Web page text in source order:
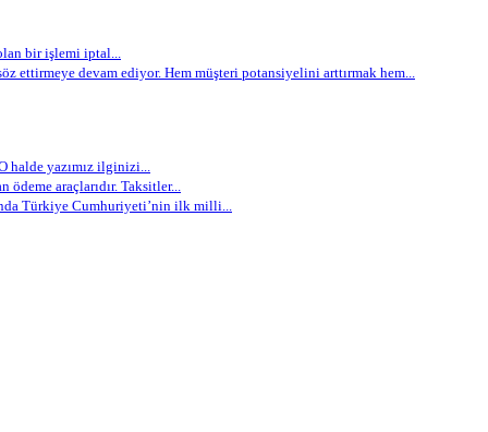
bir işlemi iptal...
ettirmeye devam ediyor. Hem müşteri potansiyelini arttırmak hem...
yazımız ilginizi...
araçlarıdır. Taksitler...
Türkiye Cumhuriyeti’nin ilk milli...